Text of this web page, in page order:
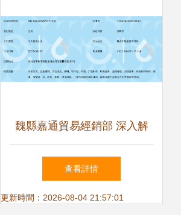
魏縣嘉通貿易經銷部 深入解
讀互聯網銷售的成功之道
查看詳情
更新時間：2026-08-04 21:57:01